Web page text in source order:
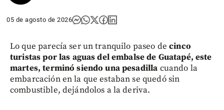
05 de agosto de 2026
Lo que parecía ser un tranquilo paseo decinco
turistas por las aguas del embalse de Guatapé, este
martes, terminó siendo una pesadilla cuando la
embarcación en la que estaban se quedó sin
combustible, dejándolos a la deriva.